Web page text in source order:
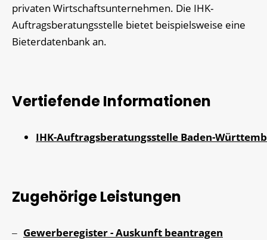
privaten Wirtschaftsunternehmen. Die IHK-
Auftragsberatungsstelle bietet beispielsweise eine
Bieterdatenbank an.
Vertiefende Informationen
IHK-Auftragsberatungsstelle Baden-
Zugehörige Leistungen
Gewerberegister - Auskunft beantragen